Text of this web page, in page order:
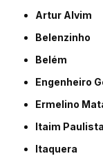
Artur Alvim
Belenzinho
Belém
Engenheiro
Ermelino
Itaim Paulista
Itaquera